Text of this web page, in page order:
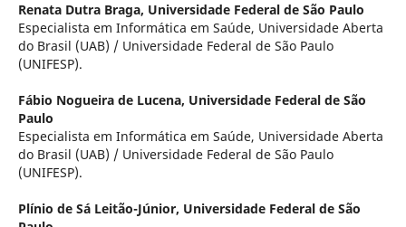
Renata Dutra Braga, Universidade Federal de São Paulo
Especialista em Informática em Saúde, Universidade Aberta
do Brasil (UAB) / Universidade Federal de São Paulo
(UNIFESP).
Fábio Nogueira de Lucena, Universidade Federal de São
Paulo
Especialista em Informática em Saúde, Universidade Aberta
do Brasil (UAB) / Universidade Federal de São Paulo
(UNIFESP).
Plínio de Sá Leitão-Júnior, Universidade Federal de São